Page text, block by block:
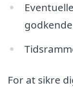
For at sikre